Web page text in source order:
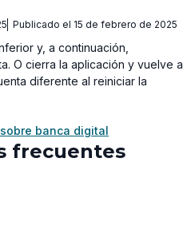
Publicado el 15 de febrero de 2025
y, a continuación,
O cierra la aplicación y vuelve a
diferente al reiniciar la
banca digital
frecuentes